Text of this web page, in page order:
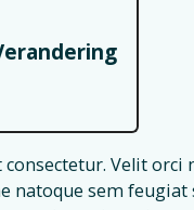
Velit
natoque sem